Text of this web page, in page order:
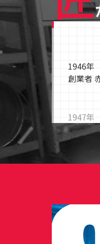
1946年
創業者
1947年
株式会
1962年
赤星鉄